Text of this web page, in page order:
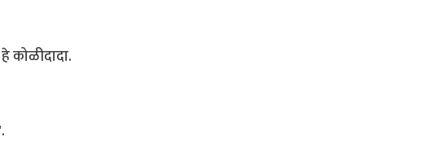
कोळीदादा.